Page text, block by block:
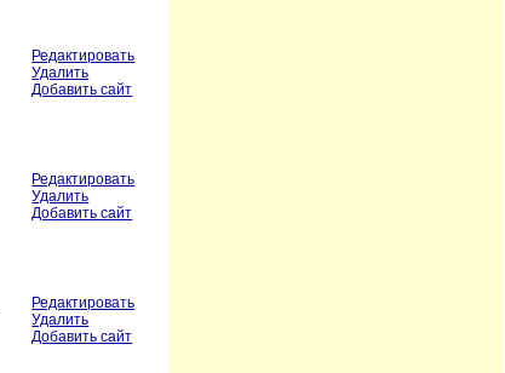
Редактировать
Удалить
Добавить сайт
Редактировать
Удалить
Добавить сайт
Редактировать
Удалить
Добавить сайт